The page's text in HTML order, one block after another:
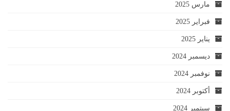
مارس 2025
فبراير 2025
يناير 2025
ديسمبر 2024
نوفمبر 2024
أكتوبر 2024
سبتمبر 2024